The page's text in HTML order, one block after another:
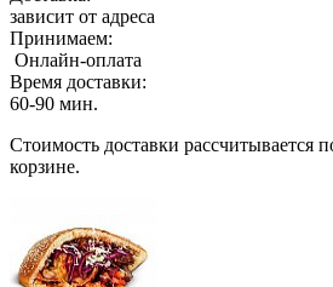
зависит от адреса
Принимаем:
Онлайн-оплата
Время доставки:
60-90 мин.
Стоимость доставки рассчитывается
корзине.